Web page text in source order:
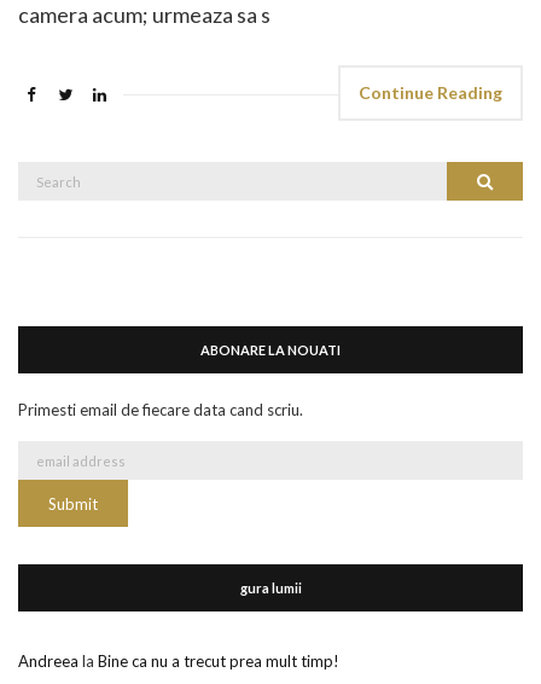
camera acum; urmeaza sa s
Continue Reading
Search
ABONARE LA NOUATI
Primesti email de fiecare data cand scriu.
gura lumii
Andreea la Bine ca nu a trecut prea mult timp!